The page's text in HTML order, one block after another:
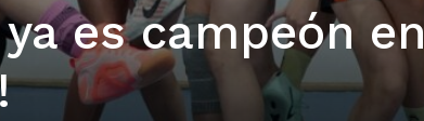
es campeón en